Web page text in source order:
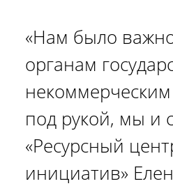
«Нам было
органам
под рукой, мы и
«Ресурсный
инициатив»